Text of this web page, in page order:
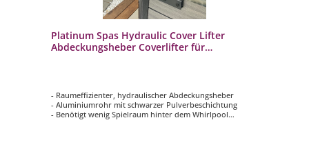
Platinum Spas Hydraulic Cover Lifter
Abdeckungsheber Coverlifter für
- Raumeffizienter, hydraulischer Abdeckungsheber
- Aluminiumrohr mit schwarzer Pulverbeschichtung
- Benötigt wenig Spielraum hinter dem Whirlpool